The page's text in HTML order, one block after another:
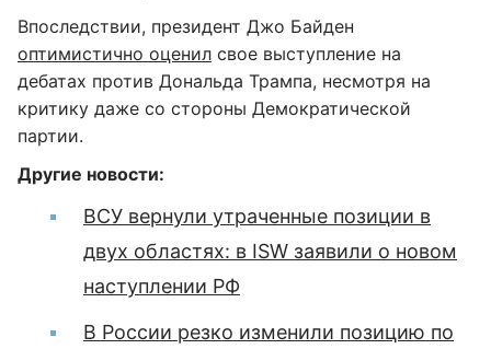
Впоследствии, президент Джо Байден
оптимистично оценил свое выступление на
дебатах против Дональда Трампа, несмотря на
критику даже со стороны Демократической
партии.
Другие новости:
ВСУ вернули утраченные позиции в
двух областях: в ISW заявили о новом
наступлении РФ
В России резко изменили позицию по